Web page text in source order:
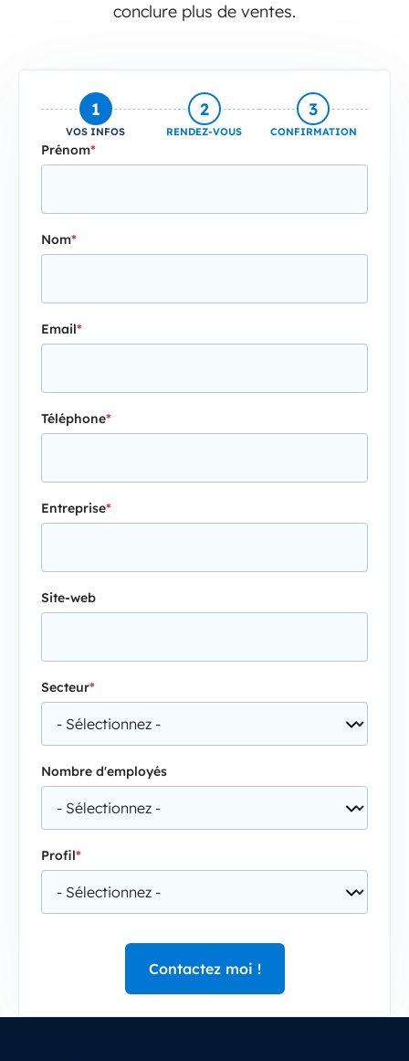
conclure plus de ventes.
1
VOS INFOS
2
RENDEZ-VOUS
3
CONFIRMATION
Prénom*
Nom*
Email*
Téléphone*
Entreprise*
Site-web
Secteur*
Nombre d'employés
Profil*